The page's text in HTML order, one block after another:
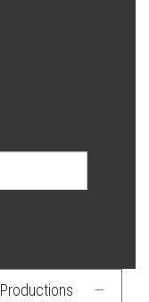
Productions —